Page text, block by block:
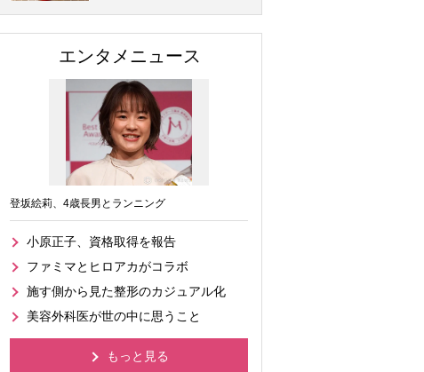
エンタメニュース
登坂絵莉、4歳長男とランニング
小原正子、資格取得を報告
ファミマとヒロアカがコラボ
施す側から見た整形のカジュアル化
美容外科医が世の中に思うこと
もっと見る